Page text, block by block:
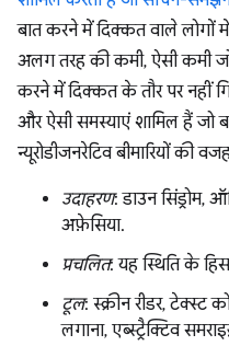
बात करने में दिक्कत वाले लोगों
अलग तरह की कमी, ऐसी कमी
करने में दिक्कत के तौर पर नहीं
और ऐसी समस्याएं शामिल हैं जो
न्यूरोडीजनरेटिव बीमारियों की
उदाहरण: डाउन सिंड्रोम,
अफ़ेसिया.
प्रचलित: यह स्थिति के
टूल: स्क्रीन रीडर, टेक्स्ट
लगाना, एब्स्ट्रैक्टिव